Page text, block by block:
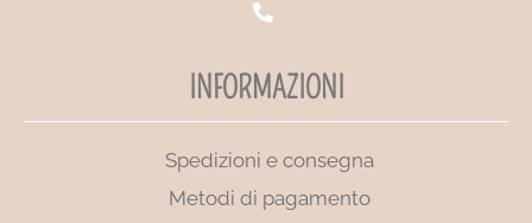
INFORMAZIONI
Spedizioni e consegna
Metodi di pagamento